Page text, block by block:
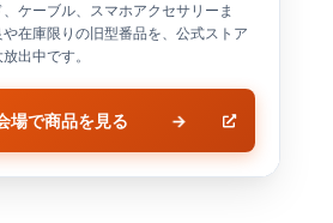
ケーブル、スマホアクセサリーま
在庫限りの旧型番品を、公式ストア
出中です。
場で商品を見る →